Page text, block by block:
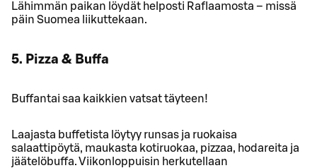
Lähimmän paikan löydät helposti Raflaamosta – missä
päin Suomea liikuttekaan.
5. Pizza & Buffa
Buffantai saa kaikkien vatsat täyteen!
Laajasta buffetista löytyy runsas ja ruokaisa
salaattipöytä, maukasta kotiruokaa, pizzaa, hodareita ja
jäätelöbuffa. Viikonloppuisin herkutellaan